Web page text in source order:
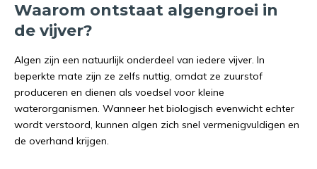
Waarom ontstaat algengroei in
de vijver?
Algen zijn een natuurlijk onderdeel van iedere vijver. In
beperkte mate zijn ze zelfs nuttig, omdat ze zuurstof
produceren en dienen als voedsel voor kleine
waterorganismen. Wanneer het biologisch evenwicht echter
wordt verstoord, kunnen algen zich snel vermenigvuldigen en
de overhand krijgen.